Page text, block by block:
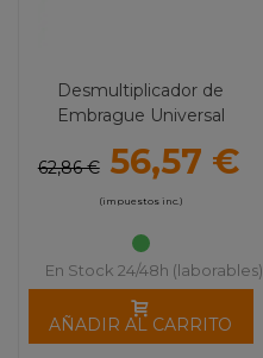
Desmultiplicador de
Embrague Universal
62,86 € 56,57 €
(impuestos inc.)
En Stock 24/48h (laborables)
AÑADIR AL CARRITO